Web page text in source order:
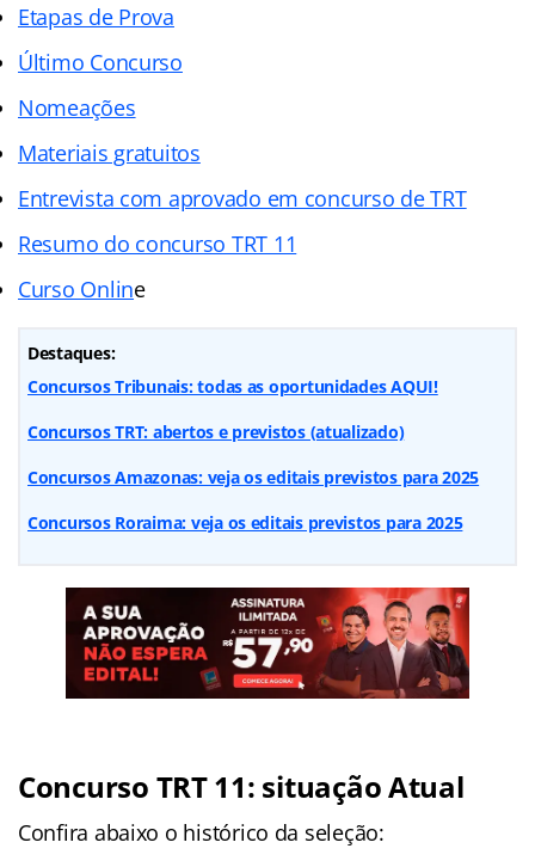
Etapas de Prova
Último Concurso
Nomeações
Materiais gratuitos
Entrevista com aprovado em concurso de TRT
Resumo do concurso TRT 11
Curso Online
Destaques:
Concursos Tribunais: todas as oportunidades AQUI!
Concursos TRT: abertos e previstos (atualizado)
Concursos Amazonas: veja os editais previstos para 2025
Concursos Roraima: veja os editais previstos para 2025
Concurso TRT 11: situação Atual
Confira abaixo o histórico da seleção: